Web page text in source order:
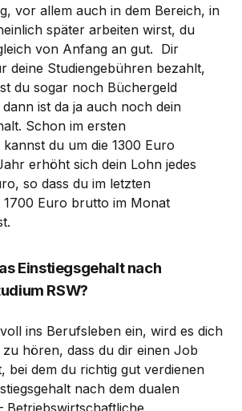
vor allem auch in dem Bereich, in
später arbeiten wirst, du
von Anfang an gut. Dir
deine Studiengebühren bezahlt,
du sogar noch Büchergeld
ist da ja auch noch dein
Schon im ersten
du um die 1300 Euro
erhöht sich dein Lohn jedes
so dass du im letzten
1700 Euro brutto im Monat
Einstiegsgehalt nach
RSW?
ins Berufsleben ein, wird es dich
hören, dass du dir einen Job
bei dem du richtig gut verdienen
nach dem dualen
Betriebswirtschaftliche